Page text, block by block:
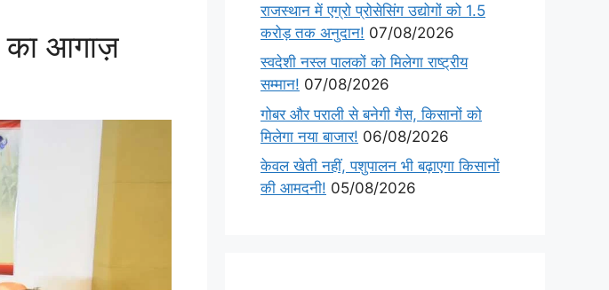
का आगाज़
राजस्थान में एग्रो प्रोसेसिंग उद्योगों को 1.5
करोड़ तक अनुदान! 07/08/2026
स्वदेशी नस्ल पालकों को मिलेगा राष्ट्रीय
सम्मान! 07/08/2026
गोबर और पराली से बनेगी गैस, किसानों को
मिलेगा नया बाजार! 06/08/2026
केवल खेती नहीं, पशुपालन भी बढ़ाएगा किसानों
की आमदनी! 05/08/2026